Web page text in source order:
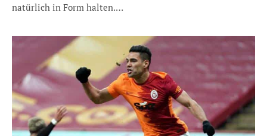
natürlich in Form halten.…